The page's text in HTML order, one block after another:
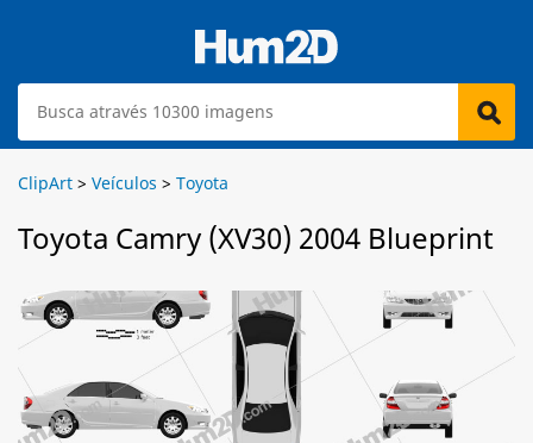
ClipArt > Veículos > Toyota
Toyota Camry (XV30) 2004 Blueprint